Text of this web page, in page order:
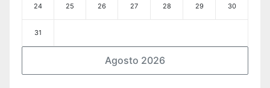
Agosto 2026
24 25 26 27 28 29 30
31